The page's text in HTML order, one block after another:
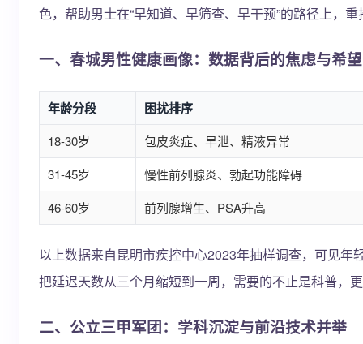
色，帮助男士在“早知道、早筛查、早干预”的路径上，
一、春城男性健康画像：数据背后的焦虑与希望
年龄分段 困扰排序
18-30岁
包皮炎症、早泄、精液异常
31-45岁
慢性前列腺炎、勃起功能障碍
46-60岁
前列腺增生、PSA升高
以上数据来自昆明市疾控中心2023年抽样调查，可见年
把延迟天数从三个月缩短到一周，需要的不止是科普，
二、公立三甲军团：学科沉淀与前沿技术并举